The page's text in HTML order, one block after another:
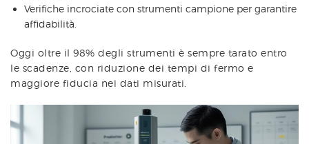
Verifiche incrociate con strumenti campione per garantire
affidabilità.
Oggi oltre il 98% degli strumenti è sempre tarato entro
le scadenze, con riduzione dei tempi di fermo e
maggiore fiducia nei dati misurati.